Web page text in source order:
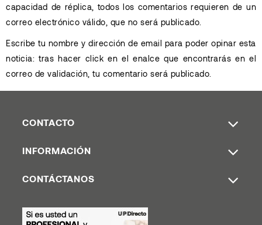
capacidad de réplica, todos los comentarios requieren de un
correo electrónico válido, que no será publicado.
Escribe tu nombre y dirección de email para poder opinar esta
noticia: tras hacer click en el enalce que encontrarás en el
correo de validación, tu comentario será publicado.
CONTACTO
INFORMACIÓN
CONTÁCTANOS